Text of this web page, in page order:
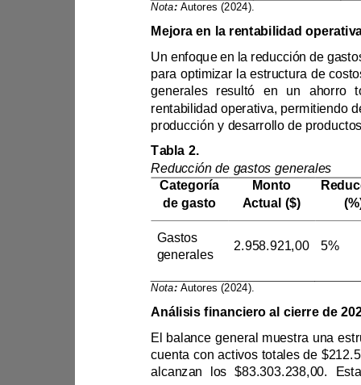
Nota: Autores (2024).
Mejora en la
Tabla 2.
Reducción de gastos generales
Categoría
de gasto
Actual ($)
generales
2.958.921,00 5%
Nota: Autores (2024).
Análisis